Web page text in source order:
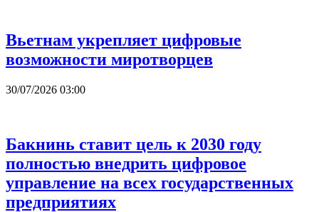
Вьетнам укрепляет цифровые
возможности миротворцев
30/07/2026 03:00
Бакнинь ставит цель к 2030 году
полностью внедрить цифровое
управление на всех государственных
предприятиях